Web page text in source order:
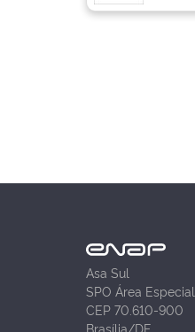
Asa Sul
SPO Área
CEP 70.610-900
Brasília/DF